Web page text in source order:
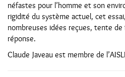
néfastes pour l’homme et son
rigidité du système actuel, cet
nombreuses idées reçues, tente
réponse.
Claude Javeau est membre de